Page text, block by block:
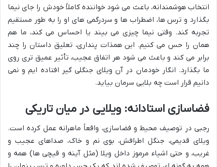
انتخاب هوشمندانه، باعث می شود خواننده کاملاً خودش را جای نیما
بگذارد و ترس ها، اضطراب ها و سردرگمی های او را به طور مستقیم
تجربه کند. وقتی نیما چیزی می بیند یا احساس می کند، ما هم
همان را حس می کنیم. این همذات پنداری، تعلیق داستان را چند
برابر می کند و باعث می شود هر اتفاق عجیب، تأثیر عمیق تری روی
ما بگذارد. انگار خودمان در آن ویلای جنگلی گیر افتاده ایم و نمی
دانیم قرار است چه بلایی سرمان بیاید.
فضاسازی استادانه: ویلایی در میان تاریکی
رجبی در توصیف محیط و فضاسازی، واقعاً ماهرانه عمل کرده است.
ویلای قدیمی، جنگل اطرافش، بوی نم و خاک، صداهای عجیب و
غریب، و حتی اشیاء مرموز داخل ویلا (مثل آینه و قیچی ها) همه و